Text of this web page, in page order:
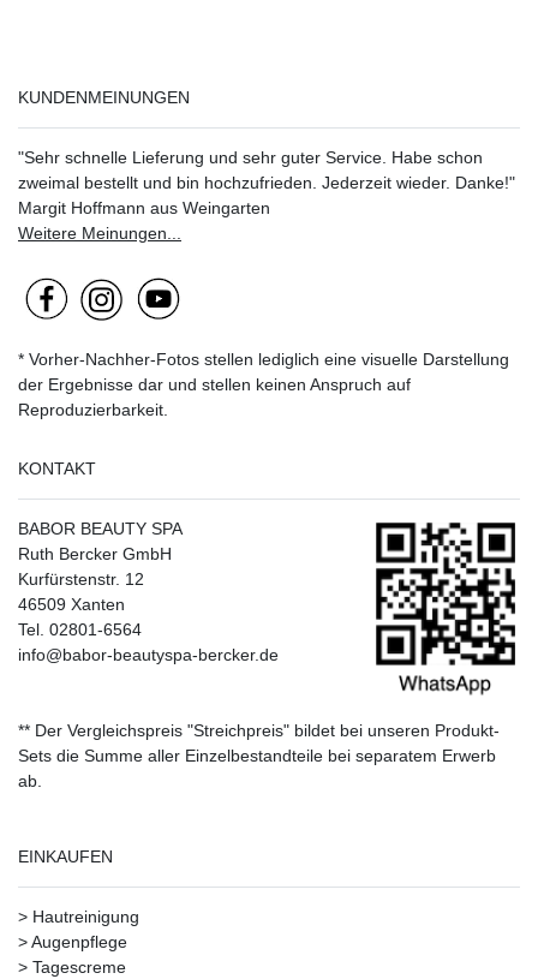
KUNDENMEINUNGEN
"Sehr schnelle Lieferung und sehr guter Service. Habe schon
zweimal bestellt und bin hochzufrieden. Jederzeit wieder. Danke!"
Margit Hoffmann aus Weingarten
Weitere Meinungen...
* Vorher-Nachher-Fotos stellen lediglich eine visuelle Darstellung
der Ergebnisse dar und stellen keinen Anspruch auf
Reproduzierbarkeit.
KONTAKT
BABOR BEAUTY SPA
Ruth Bercker GmbH
Kurfürstenstr. 12
46509 Xanten
Tel. 02801-6564
info@babor-beautyspa-bercker.de
** Der Vergleichspreis "Streichpreis" bildet bei unseren Produkt-
Sets die Summe aller Einzelbestandteile bei separatem Erwerb
ab.
EINKAUFEN
> Hautreinigung
>Augenpflege
> Tagescreme